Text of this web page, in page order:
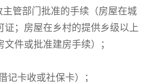
管部门批准的手续（房屋在城
；房屋在乡村的提供乡级以上
件或批准建房手续）；
记卡收或社保卡）
；